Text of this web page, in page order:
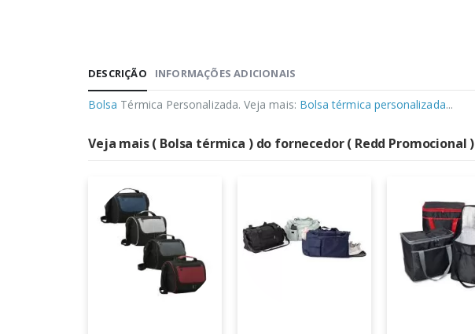
DESCRIÇÃO INFORMAÇÕES ADICIONAIS
Bolsa Térmica Personalizada. Veja mais: Bolsa térmica personalizada...
Veja mais ( Bolsa térmica ) do fornecedor ( Redd Promocional )